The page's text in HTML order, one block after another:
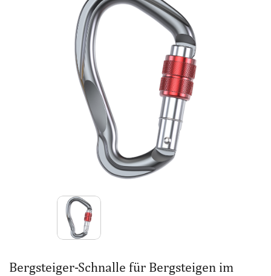
Herunterladen
Kontaktieren Sie uns
Über uns
Bergsteiger-Schnalle für Bergsteigen im